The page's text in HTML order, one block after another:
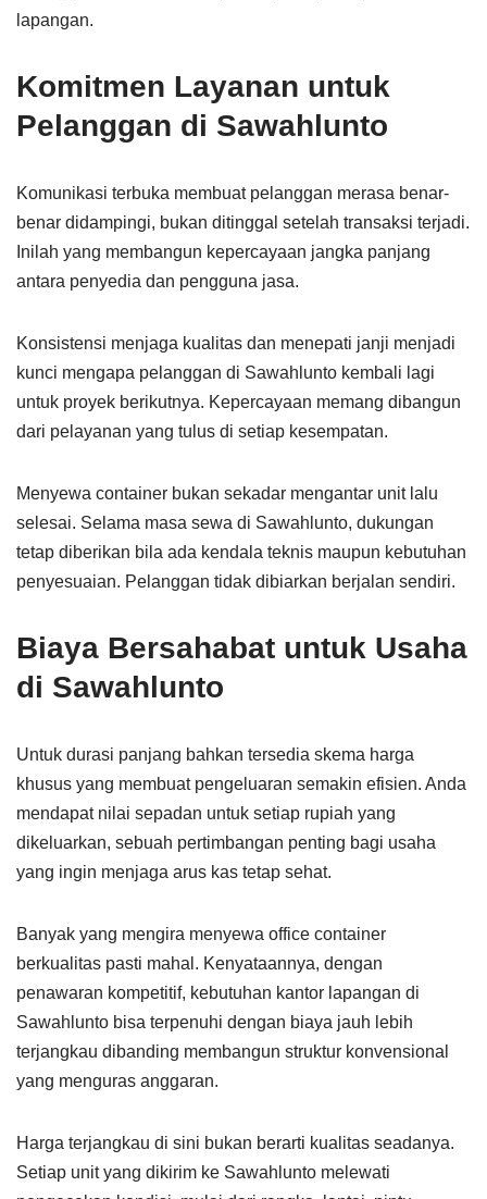
lapangan.
Komitmen Layanan untuk
Pelanggan di Sawahlunto
Komunikasi terbuka membuat pelanggan merasa benar-
benar didampingi, bukan ditinggal setelah transaksi terjadi.
Inilah yang membangun kepercayaan jangka panjang
antara penyedia dan pengguna jasa.
Konsistensi menjaga kualitas dan menepati janji menjadi
kunci mengapa pelanggan di Sawahlunto kembali lagi
untuk proyek berikutnya. Kepercayaan memang dibangun
dari pelayanan yang tulus di setiap kesempatan.
Menyewa container bukan sekadar mengantar unit lalu
selesai. Selama masa sewa di Sawahlunto, dukungan
tetap diberikan bila ada kendala teknis maupun kebutuhan
penyesuaian. Pelanggan tidak dibiarkan berjalan sendiri.
Biaya Bersahabat untuk Usaha
di Sawahlunto
Untuk durasi panjang bahkan tersedia skema harga
khusus yang membuat pengeluaran semakin efisien. Anda
mendapat nilai sepadan untuk setiap rupiah yang
dikeluarkan, sebuah pertimbangan penting bagi usaha
yang ingin menjaga arus kas tetap sehat.
Banyak yang mengira menyewa office container
berkualitas pasti mahal. Kenyataannya, dengan
penawaran kompetitif, kebutuhan kantor lapangan di
Sawahlunto bisa terpenuhi dengan biaya jauh lebih
terjangkau dibanding membangun struktur konvensional
yang menguras anggaran.
Harga terjangkau di sini bukan berarti kualitas seadanya.
Setiap unit yang dikirim ke Sawahlunto melewati